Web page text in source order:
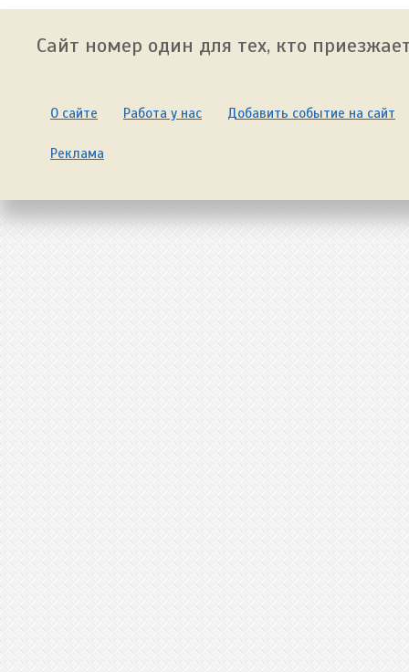
Сайт номер один для тех, кто
О сайте Работа у нас Добавить событие на сайт
Реклама